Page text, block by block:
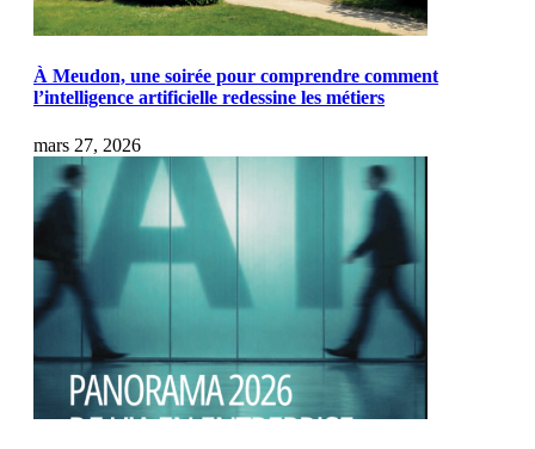
À Meudon, une soirée pour comprendre comment
l’intelligence artificielle redessine les métiers
mars 27, 2026